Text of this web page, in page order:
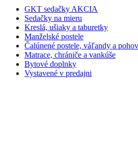
GKT sedačky AKCIA
Sedačky na mieru
Kreslá, ušiaky a taburetky
Manželské postele
Čalúnené postele, váľandy a
Matrace, chrániče a vankúše
Bytové doplnky
Vystavené v predajni